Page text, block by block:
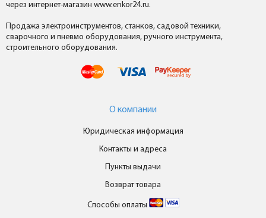
через интернет-магазин www.enkor24.ru.
Продажа электроинструментов, станков, садовой техники,
сварочного и пневмо оборудования, ручного инструмента,
строительного оборудования.
О компании
Юридическая информация
Контакты и адреса
Пункты выдачи
Возврат товара
Способы оплаты